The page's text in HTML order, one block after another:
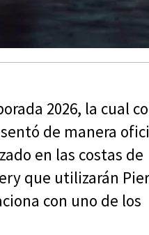
2026, la cual
de manera
en las costas de
que utilizarán
con uno de los